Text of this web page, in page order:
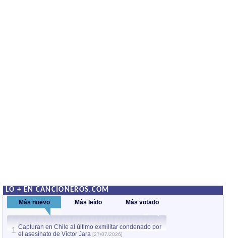
LO + EN CANCIONEROS.COM
Más nuevo Más leído Más votado
1 Capturan en Chile al último exmilitar condenado por
el asesinato de Víctor Jara [27/07/2026]